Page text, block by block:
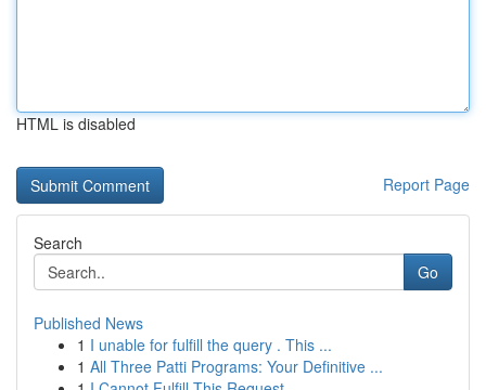
HTML is disabled
Report Page
Search
Go
Published News
1 I unable for fulfill the query . This ...
1 All Three Patti Programs: Your Definitive ...